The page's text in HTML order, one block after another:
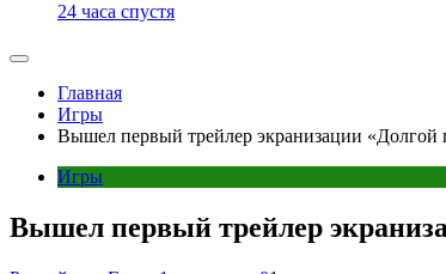
24 часа спустя
Главная
Игры
Вышел первый трейлер экранизации «Долгой
Игры
Вышел первый трейлер